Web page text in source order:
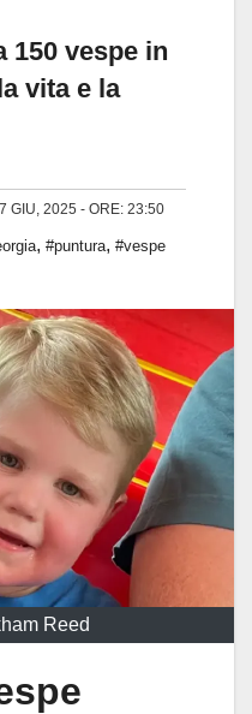
150 vespe in
vita e la
GIU, 2025 - ORE: 23:50
, #puntura, #vespe
Reed